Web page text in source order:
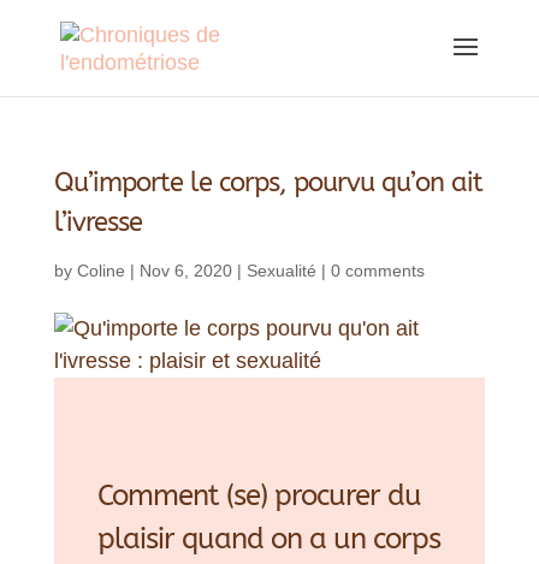
Qu’importe le corps, pourvu qu’on ait
l’ivresse
by Coline | Nov 6, 2020| Sexualité | 0 comments
Comment (se) procurer du
plaisir quand on a un corps